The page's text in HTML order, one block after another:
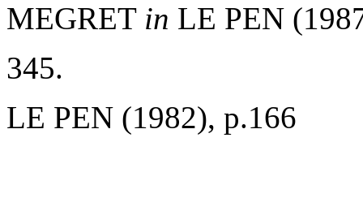
MEGRET in LE PEN
345.
LE PEN (1982), p.166